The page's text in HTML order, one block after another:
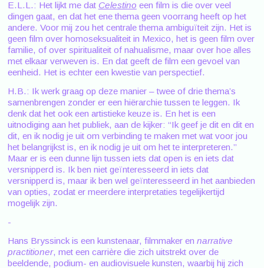
E.L.L.: Het lijkt me dat Celestino een film is die over veel
dingen gaat, en dat het ene thema geen voorrang heeft op het
andere. Voor mij zou het centrale thema ambiguïteit zijn. Het is
geen film over homoseksualiteit in Mexico, het is geen film over
familie, of over spiritualiteit of nahualisme, maar over hoe alles
met elkaar verweven is. En dat geeft de film een gevoel van
eenheid. Het is echter een kwestie van perspectief.
H.B.: Ik werk graag op deze manier – twee of drie thema’s
samenbrengen zonder er een hiërarchie tussen te leggen. Ik
denk dat het ook een artistieke keuze is. En het is een
uitnodiging aan het publiek, aan de kijker: “Ik geef je dit en dit en
dit, en ik nodig je uit om verbinding te maken met wat voor jou
het belangrijkst is, en ik nodig je uit om het te interpreteren.”
Maar er is een dunne lijn tussen iets dat open is en iets dat
versnipperd is. Ik ben niet geïnteresseerd in iets dat
versnipperd is, maar ik ben wel geïnteresseerd in het aanbieden
van opties, zodat er meerdere interpretaties tegelijkertijd
mogelijk zijn.
-
Hans Bryssinck is een kunstenaar, filmmaker en narrative
practitioner, met een carrière die zich uitstrekt over de
beeldende, podium- en audiovisuele kunsten, waarbij hij zich